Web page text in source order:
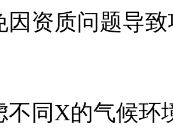
因资质问题导
不同X的气候环